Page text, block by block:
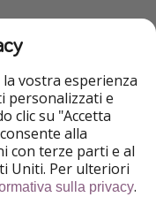
vostra esperienza
personalizzati e
clic su "Accetta
alla
con terze parti e al
Uniti. Per ulteriori
sulla privacy.